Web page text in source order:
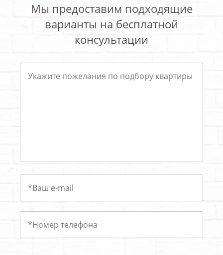
Мы предоставим подходящие
варианты на бесплатной
консультации